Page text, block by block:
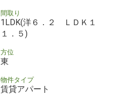
間取り
1LDK(洋６．２ ＬＤＫ１
１．５)
方位
東
物件タイプ
賃貸アパート